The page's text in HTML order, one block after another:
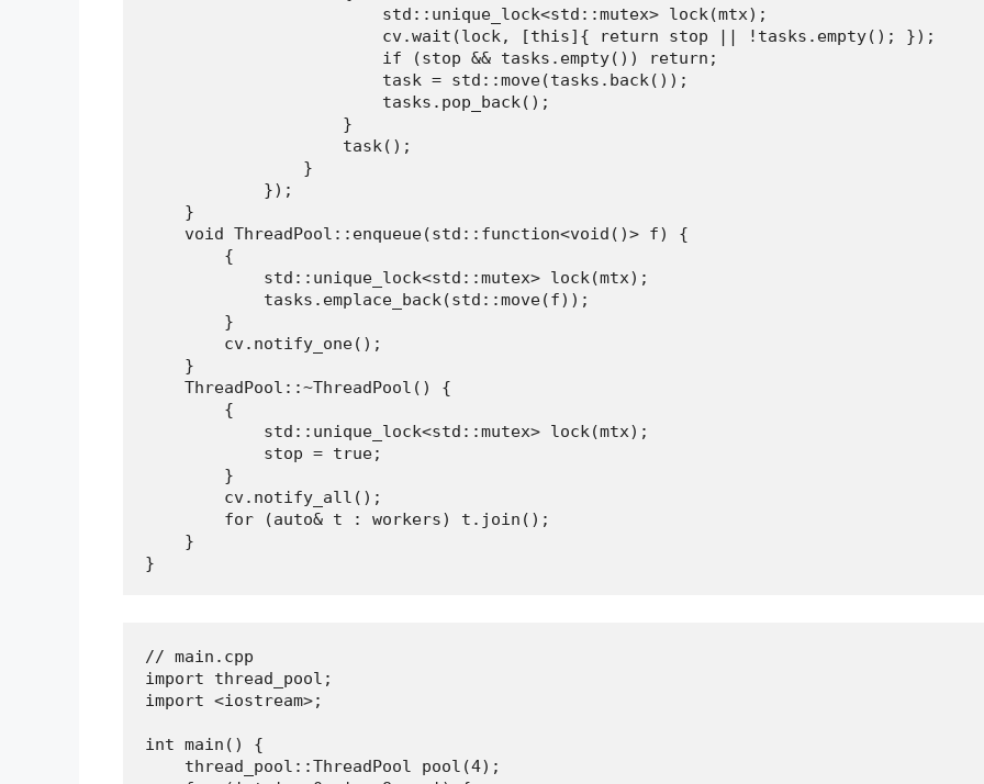
                        std::unique_lock<std::mutex> lock(mtx);
                        cv.wait(lock, [this]{ return stop || !tasks.empty(); });
                        if (stop && tasks.empty()) return;
                        task = std::move(tasks.back());
                        tasks.pop_back();
                    }
                    task();
                }
            });
    }
    void ThreadPool::enqueue(std::function<void()> f) {
        {
            std::unique_lock<std::mutex> lock(mtx);
            tasks.emplace_back(std::move(f));
        }
        cv.notify_one();
    }
    ThreadPool::~ThreadPool() {
        {
            std::unique_lock<std::mutex> lock(mtx);
            stop = true;
        }
        cv.notify_all();
        for (auto& t : workers) t.join();
    }
}
// main.cpp
import thread_pool;
import <iostream>;
int main() {
    thread_pool::ThreadPool pool(4);